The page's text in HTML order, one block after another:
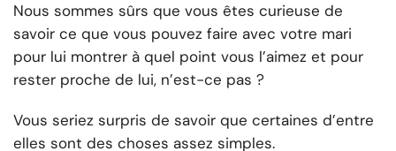
Nous sommes sûrs que vous êtes curieuse de
savoir ce que vous pouvez faire avec votre mari
pour lui montrer à quel point vous l’aimez et pour
rester proche de lui, n’est-ce pas ?
Vous seriez surpris de savoir que certaines d’entre
elles sont des choses assez simples.